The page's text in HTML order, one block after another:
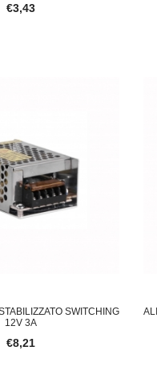
€3,43
SWITCHING
12V 3A
€8,21